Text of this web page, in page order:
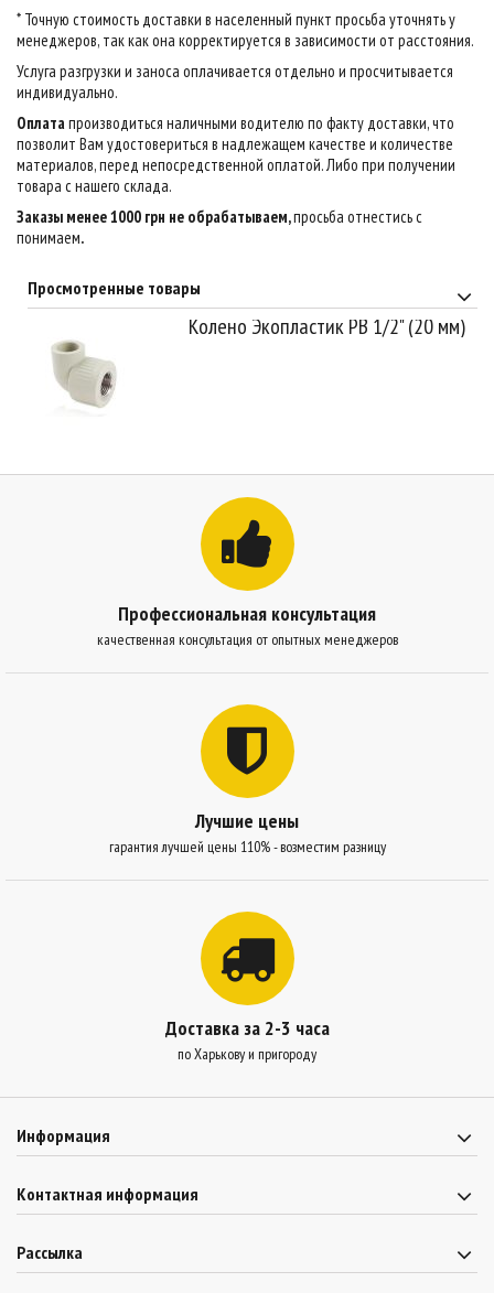
* Точную стоимость доставки в населенный пункт просьба уточнять у
менеджеров, так как она корректируется в зависимости от расстояния.
Услуга разгрузки и заноса оплачивается отдельно и просчитывается
индивидуально.
Оплатапроизводиться наличными водителю по факту доставки, что
позволит Вам удостовериться в надлежащем качестве и количестве
материалов, перед непосредственной оплатой. Либо при получении
товара с нашего склада.
Заказы менее 1000 грн не обрабатываем,просьба отнестись с
понимаем.
Просмотренные товары
Колено Экопластик PB 1/2" (20 мм)
Профессиональная консультация
качественная консультация от опытных менеджеров
Лучшие цены
гарантия лучшей цены 110% - возместим разницу
Доставка за 2-3 часа
по Харькову и пригороду
Информация
Контактная информация
Рассылка